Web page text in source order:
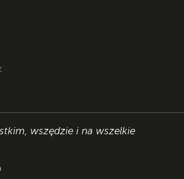
wszędzie i na wszelkie